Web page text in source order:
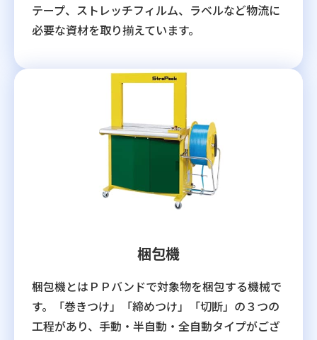
テープ、ストレッチフィルム、ラベルなど物流に
必要な資材を取り揃えています。
梱包機
梱包機とはＰＰバンドで対象物を梱包する機械で
す。「巻きつけ」「締めつけ」「切断」の３つの
工程があり、手動・半自動・全自動タイプがござ